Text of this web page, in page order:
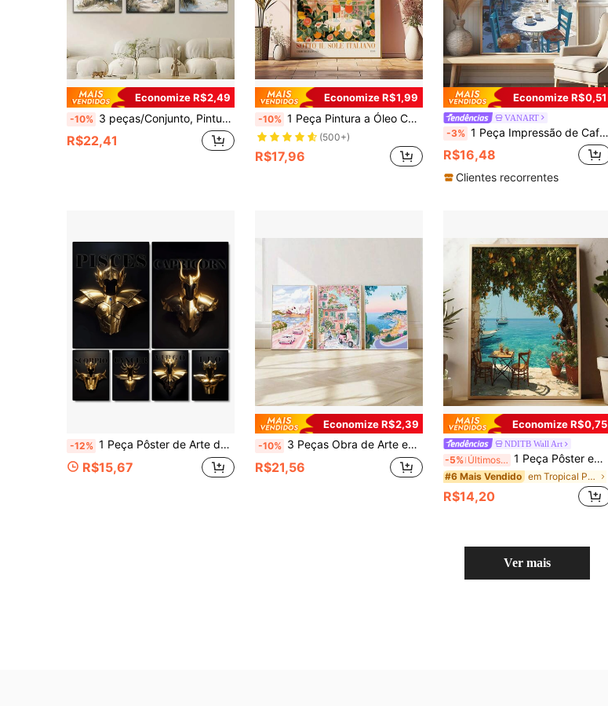
Economize R$2,49
-10% 3 peças/Conjunto, Pintura em Tela - Sem Moldura, Pranchas de Surfe, Cadeiras, Barcos, Pôsteres e Impressões, Sala de Estar, Biblioteca, Escritório, Café, Bar, Arte Abstrata, Presente Perfeito de Aniversário, Feriado, Dia dos Namorados, Ovo de Páscoa
R$22,41
Economize R$1,99
-10% 1 Peça Pintura a Óleo Colorida "Dolce Far Niente", Arte Spritz Italiana, Arte de Positano, Costa de Amalfi, Presente de Decoração para Casa, Arte de Parede, Pôster de Decoração de Parede, Decoração de Parede em Tela, Presente Ideal para Corredor, Quarto e Sala de Estar, Presente de Aniversário e Formatura
(500+)
R$17,96
Economize R$0,51
VANART
-3% 1 Peça Impressão de Café Grego, Pôster Costeiro do Egeu, Arte de Parede das Cíclades, Decoração de Casa Grega, Presente de Festival, Adequado para Quarto, Sala de Estar, Cozinha, Artes de Parede, Decoração de Parede, Decoração de Casa, Decoração de Quarto, Arte de Parede em Tela, Pôsteres, Arte de Parede com Moldura, Moldura Opcional
R$16,48
Clientes recorrentes
-12% 1 Peça Pôster de Arte de Parede Opcional Lutadores Dourados de Santos das 12 Constelações, Armadura Dourada, Adequado para Paredes Residenciais e de Dormitório, Decoração de Sala de Estar e Bar, Sala de Jantar ou Banheiro, Decoração de Quarto, Alta Qualidade, Arte em Tela para Uso Interno/Externo
R$15,67
Economize R$2,39
-10% 3 Peças Obra de Arte em Tela com Tema de Viagem Urbana, Pintura de Paisagem Rosa, Pôster Feminino, Decoração Estética Y2K, Adequado para Quarto, Sala de Estar, Dormitório Universitário, Presente para Ela, Molduras Não Inclusas
R$21,56
Economize R$0,75
NDITB Wall Art
-5% Últimos 3 dias 1 Peça Pôster em Tela de Árvore de Limão, Praia de Verão, Paisagem Costeira Mediterrânea, Arte de Parede Rústica, Impressão de Pintura, Decoração de Casa de Praia, Fazenda, Apartamento, Sala de Estar, Quarto, Decoração Moderna para Casa
#6 Mais Vendido em Tropical Pintura Decorativa e Caligrafia
R$14,20
Ver mais